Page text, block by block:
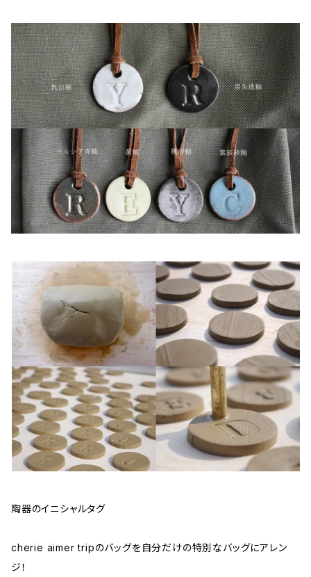
陶器のイニシャルタグ
cherie aimer tripのバッグを自分だけの特別なバッグにアレン
ジ！